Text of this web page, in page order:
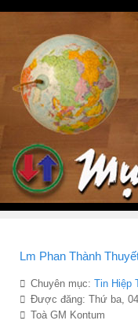
Lm Phan Thành
Chuyên mục: Tin Hiệp
Được đăng: Thứ ba,
Toà GM Kontum